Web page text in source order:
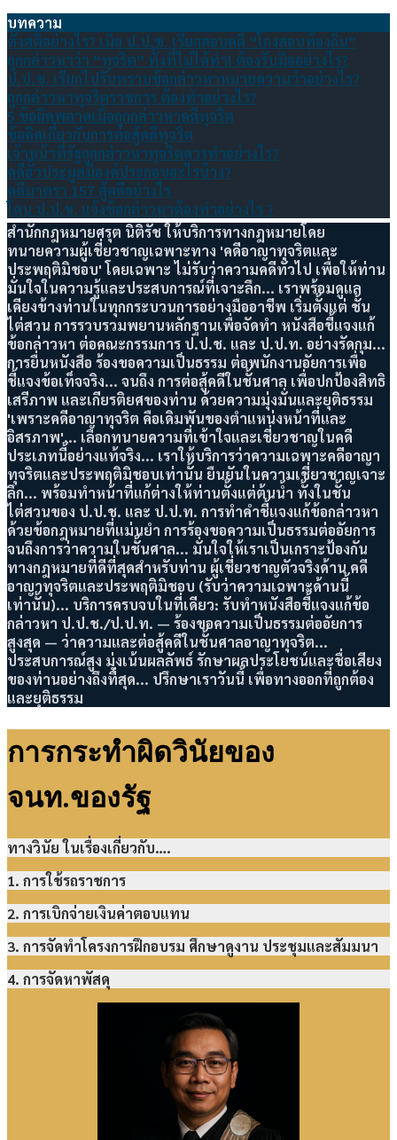
บทความ
ตั้งสติอย่างไร? เมื่อ ป.ป.ช. เรียกสอบคดี “โกงสอบท้องถิ่น”
ถูกกล่าวหาว่า “ทุจริต” ทั้งที่ไม่ได้ทำ! ต้องรับมืออย่างไร?
ป.ป.ช. เรียกไปรับทราบข้อกล่าวหาหมายความว่าอย่างไร?
ถูกกล่าวหาทุจริตราชการ ต้องทำอย่างไร?
5 ข้อผิดพลาดเมื่อถูกกล่าวหาคดีทุจริต
ข้อคิดเกี่ยวกับการต่อสู้คดีทุจริต
เจ้าหน้าที่รัฐถูกกล่าวหาทุจริตควรทำอย่างไร?
คดีฮั้วประมูลมีองค์ประกอบอะไรบ้าง?
คดีมาตรา 157 สู้คดีอย่างไร
โดน ป.ป.ช. แจ้งข้อกล่าวหาต้องทำอย่างไร ?
สำนักกฎหมายศรุต นิติรัช ให้บริการทางกฎหมายโดย
ทนายความผู้เชี่ยวชาญเฉพาะทาง 'คดีอาญาทุจริตและ
ประพฤติมิชอบ' โดยเฉพาะ ไม่รับว่าความคดีทั่วไป เพื่อให้ท่าน
มั่นใจในความรู้และประสบการณ์ที่เจาะลึก... เราพร้อมดูแล
เคียงข้างท่านในทุกกระบวนการอย่างมืออาชีพ เริ่มตั้งแต่ ชั้น
ไต่สวน การรวบรวมพยานหลักฐานเพื่อจัดทำ หนังสือชี้แจงแก้
ข้อกล่าวหา ต่อคณะกรรมการ ป.ป.ช. และ ป.ป.ท. อย่างรัดกุม...
การยื่นหนังสือ ร้องขอความเป็นธรรม ต่อพนักงานอัยการเพื่อ
ชี้แจงข้อเท็จจริง... จนถึง การต่อสู้คดีในชั้นศาล เพื่อปกป้องสิทธิ
เสรีภาพ และเกียรติยศของท่าน ด้วยความมุ่งมั่นและยุติธรรม
'เพราะคดีอาญาทุจริต คือเดิมพันของตำแหน่งหน้าที่และ
อิสรภาพ'... เลือกทนายความที่เข้าใจและเชี่ยวชาญในคดี
ประเภทนี้อย่างแท้จริง... เราให้บริการว่าความเฉพาะคดีอาญา
ทุจริตและประพฤติมิชอบเท่านั้น ยืนยันในความเชี่ยวชาญเจาะ
ลึก... พร้อมทำหน้าที่แก้ต่างให้ท่านตั้งแต่ต้นน้ำ ทั้งในชั้น
ไต่สวนของ ป.ป.ช. และ ป.ป.ท. การทำคำชี้แจงแก้ข้อกล่าวหา
ด้วยข้อกฎหมายที่แม่นยำ การร้องขอความเป็นธรรมต่ออัยการ
จนถึงการว่าความในชั้นศาล... มั่นใจให้เราเป็นเกราะป้องกัน
ทางกฎหมายที่ดีที่สุดสำหรับท่าน ผู้เชี่ยวชาญตัวจริงด้าน คดี
อาญาทุจริตและประพฤติมิชอบ (รับว่าความเฉพาะด้านนี้
เท่านั้น)... บริการครบจบในที่เดียว: รับทำหนังสือชี้แจงแก้ข้อ
กล่าวหา ป.ป.ช./ป.ป.ท. — ร้องขอความเป็นธรรมต่ออัยการ
สูงสุด — ว่าความและต่อสู้คดีในชั้นศาลอาญาทุจริต...
ประสบการณ์สูง มุ่งเน้นผลลัพธ์ รักษาผลประโยชน์และชื่อเสียง
ของท่านอย่างถึงที่สุด... ปรึกษาเราวันนี้ เพื่อทางออกที่ถูกต้อง
และยุติธรรม
การกระทำผิดวินัยของ
จนท.ของรัฐ
ทางวินัย ในเรื่องเกี่ยวกับ….
1. การใช้รถราชการ
2. การเบิกจ่ายเงินค่าตอบแทน
3. การจัดทำโครงการฝึกอบรม ศึกษาดูงาน ประชุมและสัมมนา
4. การจัดหาพัสดุ